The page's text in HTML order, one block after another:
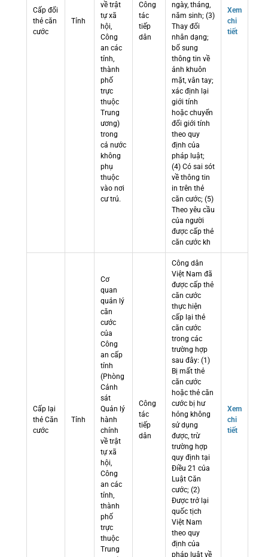
Cấp đổi
thẻ căn
cước
Tỉnh
về trật
tự xã
hội,
Công
an các
tỉnh,
thành
phố
trực
thuộc
Trung
ương)
trong
cả nước
không
phụ
thuộc
vào nơi
cư trú.
Công
tác
tiếp
dân
ngày, tháng,
năm sinh; (3)
Thay đổi
nhân dạng;
bổ sung
thông tin về
ảnh khuôn
mặt, vân tay;
xác định lại
giới tính
hoặc chuyển
đổi giới tính
theo quy
định của
pháp luật;
(4) Có sai sót
về thông tin
in trên thẻ
căn cước; (5)
Theo yêu cầu
của người
được cấp thẻ
căn cước kh
Xem
chi
tiết
Cấp lại
thẻ Căn
cước
Tỉnh
Cơ
quan
quản lý
căn
cước
của
Công
an cấp
tỉnh
(Phòng
Cảnh
sát
Quản lý
hành
chính
về trật
tự xã
hội,
Công
an các
tỉnh,
thành
phố
trực
thuộc
Trung
Công
tác
tiếp
dân
Công dân
Việt Nam đã
được cấp thẻ
căn cước
thực hiện
cấp lại thẻ
căn cước
trong các
trường hợp
sau đây: (1)
Bị mất thẻ
căn cước
hoặc thẻ căn
cước bị hư
hỏng không
sử dụng
được, trừ
trường hợp
quy định tại
Điều 21 của
Luật Căn
cước; (2)
Được trở lại
quốc tịch
Việt Nam
theo quy
định của
pháp luật về
Xem
chi
tiết